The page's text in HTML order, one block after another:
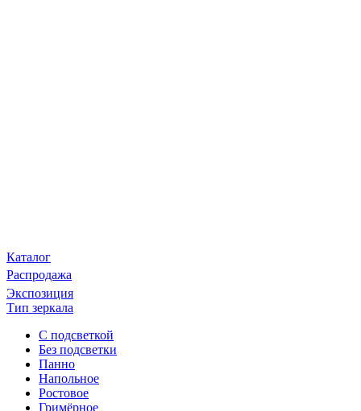
Каталог
Распродажа
Экспозиция
Тип зеркала
С подсветкой
Без подсветки
Панно
Напольное
Ростовое
Гримёрное